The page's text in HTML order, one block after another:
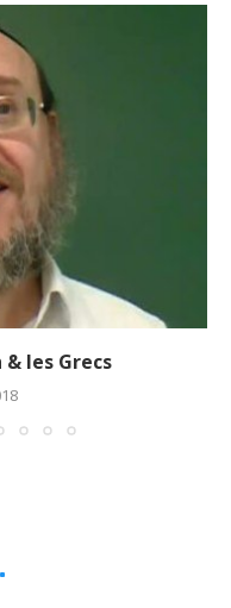
& les Grecs